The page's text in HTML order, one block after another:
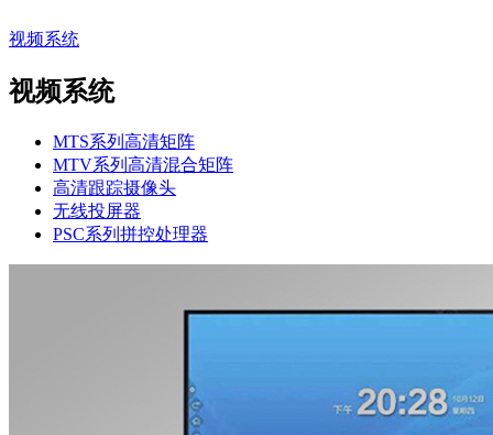
视频系统
视频系统
MTS系列高清矩阵
MTV系列高清混合矩阵
高清跟踪摄像头
无线投屏器
PSC系列拼控处理器